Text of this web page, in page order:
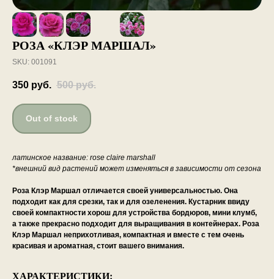
РОЗА «КЛЭР МАРШАЛ»
SKU: 001091
350 руб. 500 руб.
Out of stock
латинское название: rose claire marshall
*внешний вид растений может изменяться в зависимости от сезона
Роза Клэр Маршал отличается своей универсальностью. Она
подходит как для срезки, так и для озеленения. Кустарник ввиду
своей компактности хорош для устройства бордюров, мини клумб,
а также прекрасно подходит для выращивания в контейнерах. Роза
Клэр Маршал неприхотливая, компактная и вместе с тем очень
красивая и ароматная, стоит вашего внимания.
ХАРАКТЕРИСТИКИ: